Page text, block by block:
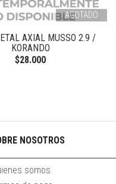
AGOTADO
AXIAL MUSSO 2.9 /
KORANDO
$28.000
NOSOTROS
somos